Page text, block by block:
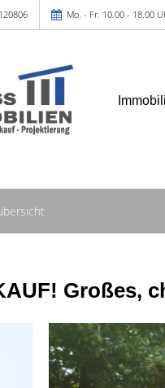
Mo. - Fr. 10.00 - 18.00
Großes,